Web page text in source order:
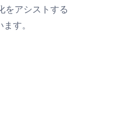
をアシストする
す。